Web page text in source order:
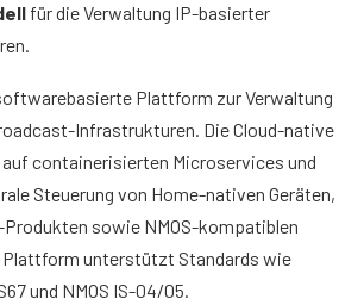
für die Verwaltung IP-basierter
Plattform zur Verwaltung
Infrastrukturen. Die Cloud-native
containerisierten Microservices und
Steuerung von Home-nativen Geräten,
sowie NMOS-kompatiblen
unterstützt Standards wie
und NMOS IS-04/05.